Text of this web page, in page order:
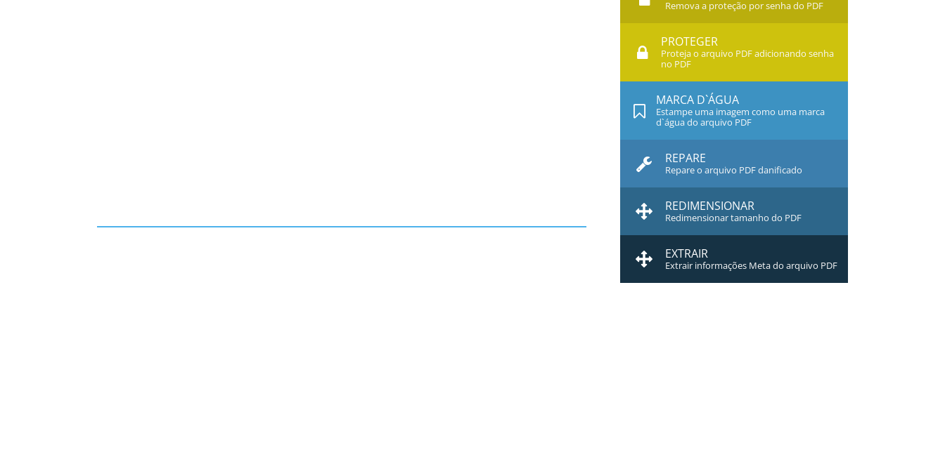
Remova a proteção por senha do PDF
PROTEGER
Proteja o arquivo PDF adicionando senha
no PDF
MARCA D`ÁGUA
Estampe uma imagem como uma marca
d`água do arquivo PDF
REPARE
Repare o arquivo PDF danificado
REDIMENSIONAR
Redimensionar tamanho do PDF
EXTRAIR
Extrair informações Meta do arquivo PDF